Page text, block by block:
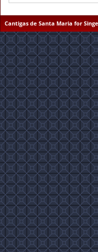
Cantigas de Santa Maria for